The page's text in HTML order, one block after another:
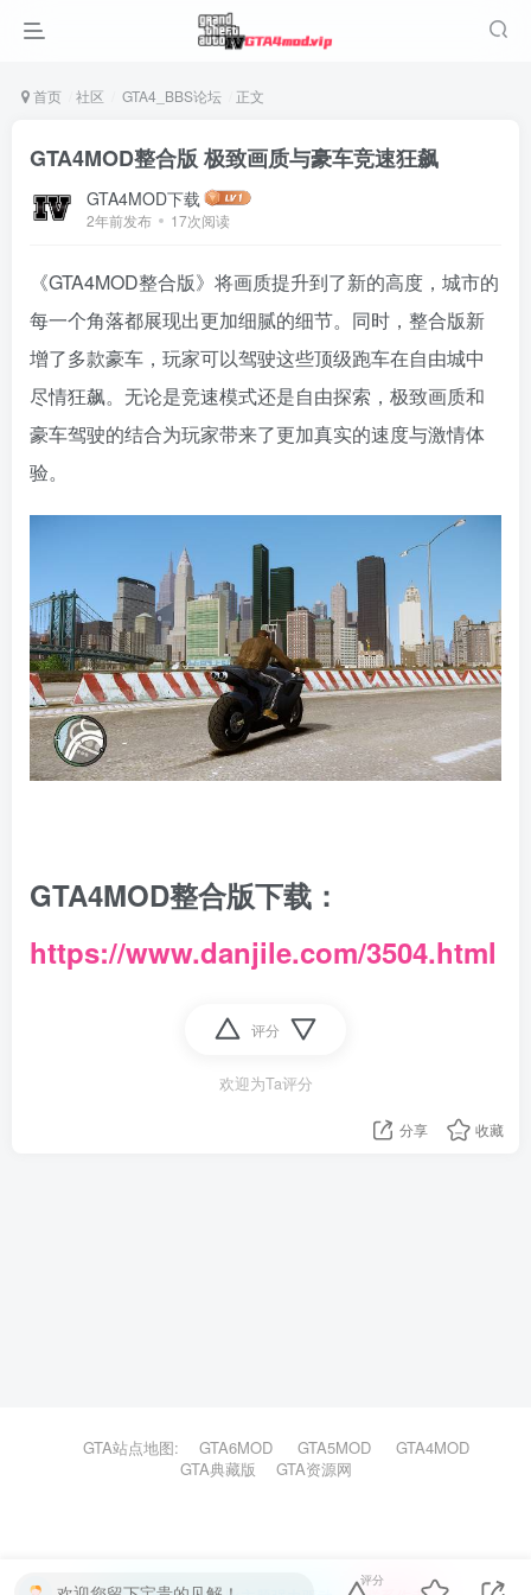
首页 社区 GTA4_BBS论坛 正文
GTA4MOD整合版 极致画质与豪车竞速狂飙
GTA4MOD下载
2年前发布 17次阅读
《GTA4MOD整合版》将画质提升到了新的高度，城市的
每一个角落都展现出更加细腻的细节。同时，整合版新
增了多款豪车，玩家可以驾驶这些顶级跑车在自由城中
尽情狂飙。无论是竞速模式还是自由探索，极致画质和
豪车驾驶的结合为玩家带来了更加真实的速度与激情体
验。
GTA4MOD整合版下载：
https://www.danjile.com/3504.html
评分
欢迎为Ta评分
分享 收藏
GTA站点地图: GTA6MOD GTA5MOD
GTA4MOD
GTA典藏版
GTA资源网
评分